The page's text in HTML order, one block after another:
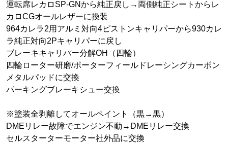
運転席レカロSP-GNから純正戻し→両側純正シートからレ
カロCGオールレザーに換装
964カレラ2用アルミ対向4ピストンキャリパーから930カレ
ラ純正対向2Pキャリパーに戻し
ブレーキキャリパー分解OH（四輪）
四輪ローター研磨/ポーターフィールドレーシングカーボン
メタルパッドに交換
パーキングブレーキシュー交換
※塗装全剥離してオールペイント（黒→黒）
DMEリレー故障でエンジン不動→DMEリレー交換
セルスターターモーター社外品に交換